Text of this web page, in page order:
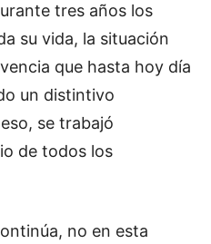
tres años los
su vida, la situación
que hasta hoy día
un distintivo
se trabajó
de todos los
no en esta